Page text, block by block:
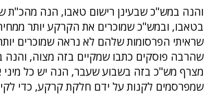
והנה במש"כ שבעינן רישום טאבו, הנה מהכ"ת
בטאבו, ובמש"כ שמוכרים את הקרקע יותר
שראיתי הפרסומות שלהם לא נראה שמוכרים
שהרבה פוסקים כתבו שמקיים בזה מצוה, והנה
מצרף מש"כ בזה בשבוע שעבר, הנה יש כל מיני
שמפרסמים לקנות על ידם חלקת קרקע, כדי